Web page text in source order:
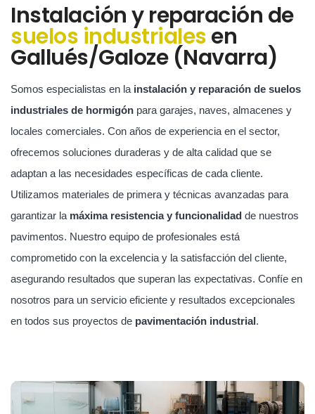
Instalación y reparación de
suelos industrialesen
Gallués/Galoze (Navarra)
Somos especialistas en la instalación y reparación de suelos
industriales de hormigón para garajes, naves, almacenes y
locales comerciales. Con años de experiencia en el sector,
ofrecemos soluciones duraderas y de alta calidad que se
adaptan a las necesidades específicas de cada cliente.
Utilizamos materiales de primera y técnicas avanzadas para
garantizar la máxima resistencia y funcionalidad de nuestros
pavimentos. Nuestro equipo de profesionales está
comprometido con la excelencia y la satisfacción del cliente,
asegurando resultados que superan las expectativas. Confíe en
nosotros para un servicio eficiente y resultados excepcionales
en todos sus proyectos de pavimentación industrial.